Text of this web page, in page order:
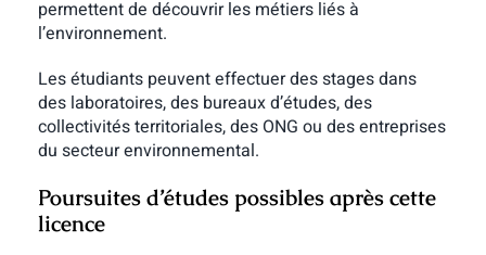
permettent de découvrir les métiers liés à
l’environnement.
Les étudiants peuvent effectuer des stages dans
des laboratoires, des bureaux d’études, des
collectivités territoriales, des ONG ou des entreprises
du secteur environnemental.
Poursuites d’études possibles après cette
licence